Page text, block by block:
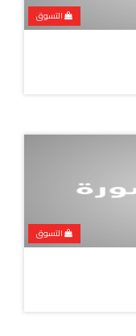
التسوق
التسوق